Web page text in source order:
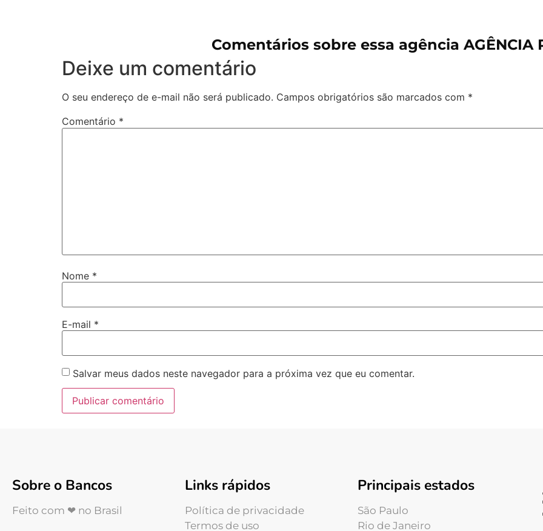
Comentários sobre essa agência AGÊNCIA
Deixe um comentário
O seu endereço de e-mail não será publicado. Campos obrigatórios são marcados com *
Comentário *
Nome *
E-mail *
Salvar meus dados neste navegador para a próxima vez que eu comentar.
Sobre o Bancos
Feito com ❤ no Brasil
Links rápidos
Política de privacidade
Termos de uso
Principais estados
São Paulo
Rio de Janeiro